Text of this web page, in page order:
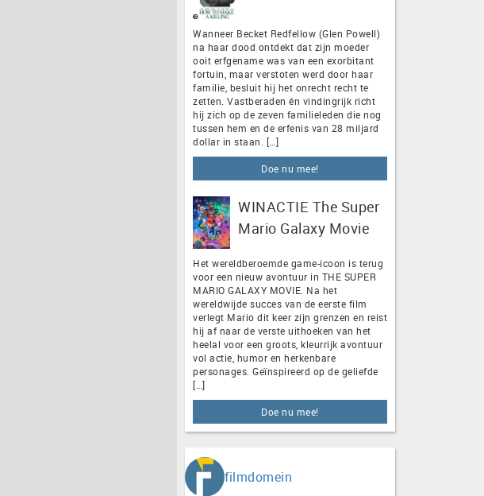
Wanneer Becket Redfellow (Glen Powell)
na haar dood ontdekt dat zijn moeder
ooit erfgename was van een exorbitant
fortuin, maar verstoten werd door haar
familie, besluit hij het onrecht recht te
zetten. Vastberaden én vindingrijk richt
hij zich op de zeven familieleden die nog
tussen hem en de erfenis van 28 miljard
dollar in staan. […]
Doe nu mee!
WINACTIE The Super
Mario Galaxy Movie
Het wereldberoemde game-icoon is terug
voor een nieuw avontuur in THE SUPER
MARIO GALAXY MOVIE. Na het
wereldwijde succes van de eerste film
verlegt Mario dit keer zijn grenzen en reist
hij af naar de verste uithoeken van het
heelal voor een groots, kleurrijk avontuur
vol actie, humor en herkenbare
personages. Geïnspireerd op de geliefde
[…]
Doe nu mee!
filmdomein